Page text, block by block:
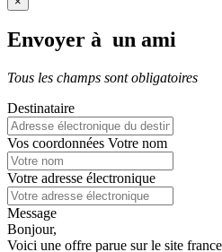
Envoyer à un ami
Tous les champs sont obligatoires
Destinataire
Vos coordonnées Votre nom
Votre adresse électronique
Message
Bonjour,
Voici une offre parue sur le site